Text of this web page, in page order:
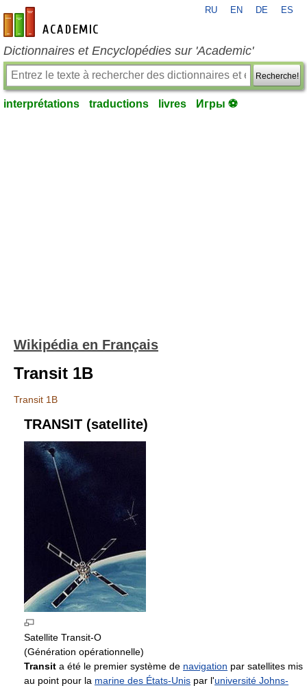
fr-academic.com
RU EN DE ES
Dictionnaires et Encyclopédies sur 'Academic'
Recherche!
interprétations traductions livres Игры ⚽
Wikipédia en Français
Transit 1B
Transit 1B
TRANSIT (satellite)
Satellite Transit-O
(Génération opérationnelle)
Transit a été le premier système de navigation par satellites mis
au point pour la marine des États-Unis par l'université Johns-